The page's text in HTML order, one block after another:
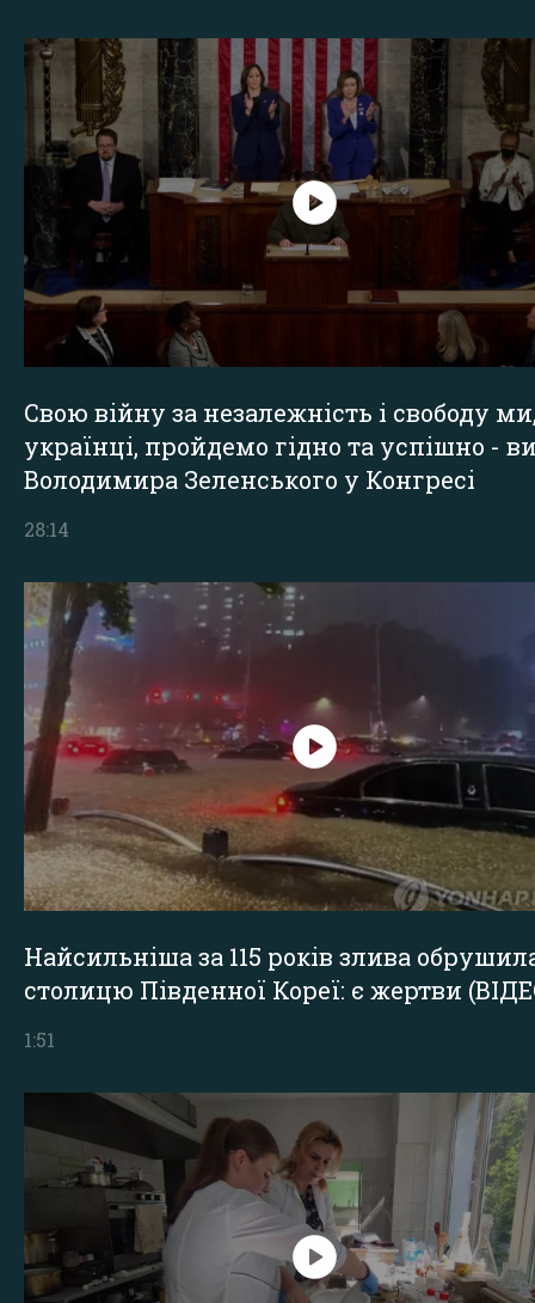
Свою війну за незалежність і свободу
українці, пройдемо гідно та успішно -
Володимира Зеленського у Конгресі
28:14
Найсильніша за 115 років злива
столицю Південної Кореї: є жертви
1:51